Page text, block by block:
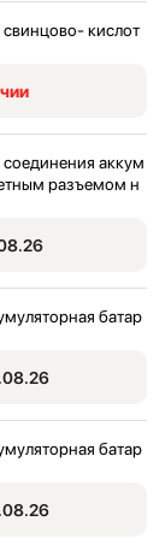
свинцово- кислот
соединения аккум
разъемом н
батар
батар